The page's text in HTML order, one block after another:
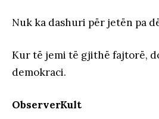
Nuk ka dashuri për jetën pa
Kur të jemi të gjithë fajtorë,
demokraci.
ObserverKult